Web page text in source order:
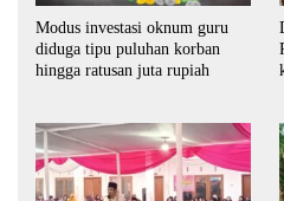
Modus investasi oknum guru
diduga tipu puluhan korban
hingga ratusan juta rupiah